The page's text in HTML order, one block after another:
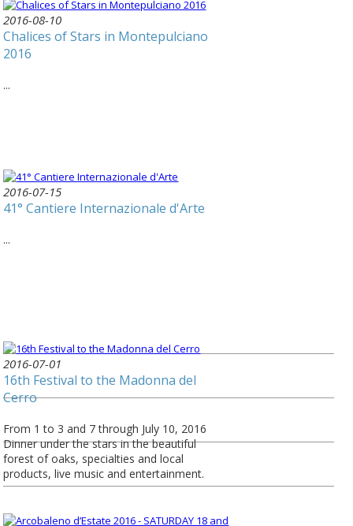
2016-08-10
Chalices of Stars in Montepulciano
2016
...
2016-07-15
41° Cantiere Internazionale d'Arte
...
2016-07-01
16th Festival to the Madonna del
Cerro
From 1 to 3 and 7 through July 10, 2016
Dinner under the stars in the beautiful
forest of oaks, specialties and local
products, live music and entertainment.